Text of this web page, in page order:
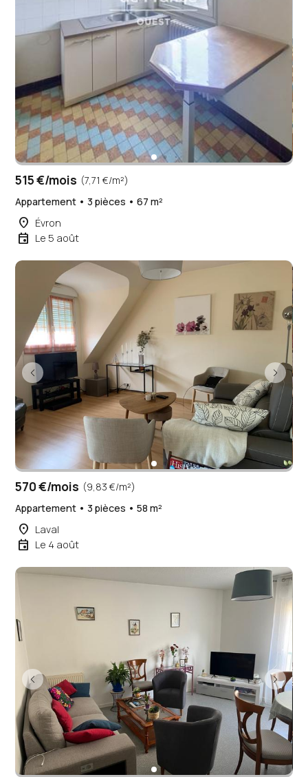
515 €/mois (7,71 €/m²)
Appartement • 3 pièces • 67 m²
place Évron
event Le 5 août
570 €/mois (9,83 €/m²)
Appartement • 3 pièces • 58 m²
place Laval
event Le 4 août